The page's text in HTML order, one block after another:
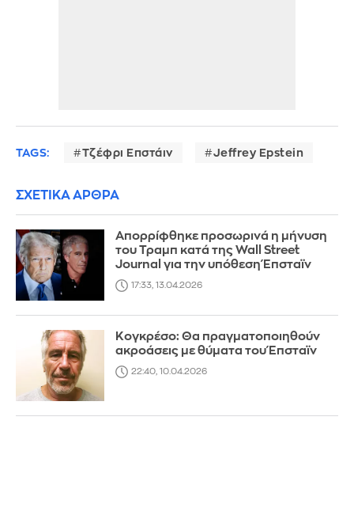
TAGS: Τζέφρι Επστάιν Jeffrey Epstein
ΣΧΕΤΙΚΑ ΑΡΘΡΑ
Απορρίφθηκε προσωρινά η μήνυση
του Τραμπ κατά της Wall Street
Journal για την υπόθεση Έπσταϊν
17:33, 13.04.2026
Κογκρέσο: Θα πραγματοποιηθούν
ακροάσεις με θύματα του Έπσταϊν
22:40, 10.04.2026